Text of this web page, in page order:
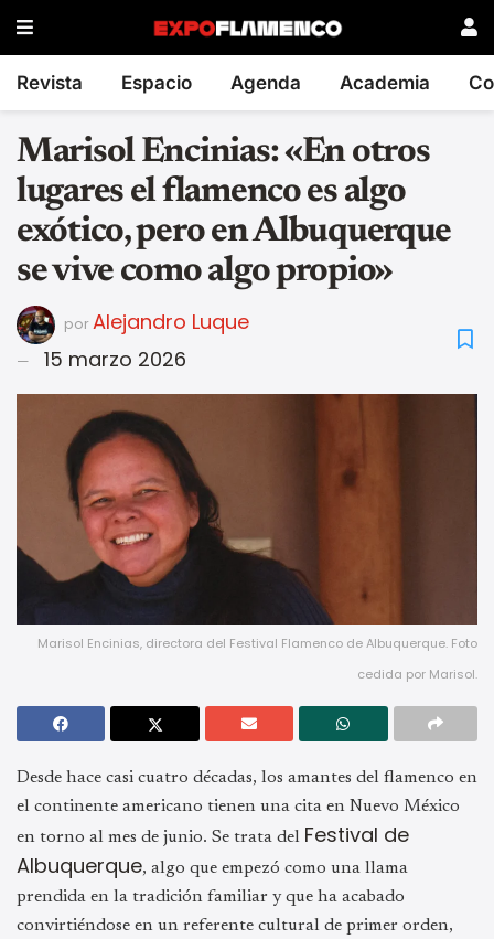
Revista Espacio Agenda Academia
Marisol Encinias: «En otros
lugares el flamenco es algo
exótico, pero en Albuquerque
se vive como algo propio»
porAlejandro Luque
15 marzo 2026
Marisol Encinias, directora del Festival Flamenco de Albuquerque. Foto
cedida por Marisol.
Desde hace casi cuatro décadas, los amantes del flamenco en
el continente americano tienen una cita en Nuevo México
en torno al mes de junio. Se trata del Festival de
Albuquerque, algo que empezó como una llama
prendida en la tradición familiar y que ha acabado
convirtiéndose en un referente cultural de primer orden,